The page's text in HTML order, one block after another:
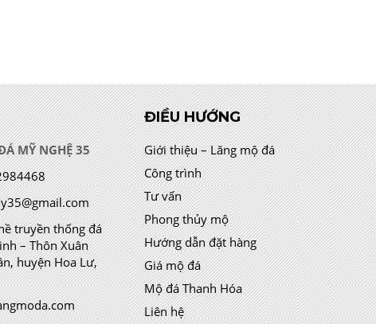
MỸ NGHỆ 35
truyền thống đá
– Thôn Xuân
huyện Hoa Lư,
ĐIỀU HƯỚNG
Giới thiệu – Lăng mộ đá
Công trình
Tư vấn
Phong thủy mộ
Hướng dẫn đặt hàng
Giá mộ đá
Mộ đá Thanh Hóa
Liên hệ